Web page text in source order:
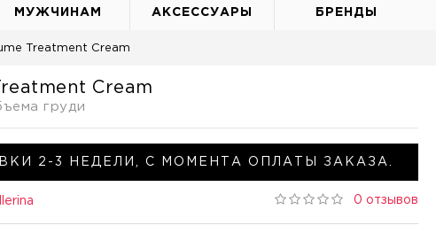
МУЖЧИНАМ АКСЕССУАРЫ БРЕНДЫ
Treatment Cream
Cream
груди
2-3 НЕДЕЛИ, С МОМЕНТА ОПЛАТЫ ЗАКАЗА.
0 отзывов